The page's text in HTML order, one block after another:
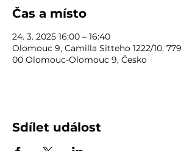
Čas a místo
24. 3. 2025 16:00 – 16:40
Olomouc 9, Camilla Sitteho 1222/10, 779
00 Olomouc-Olomouc 9, Česko
Sdílet událost